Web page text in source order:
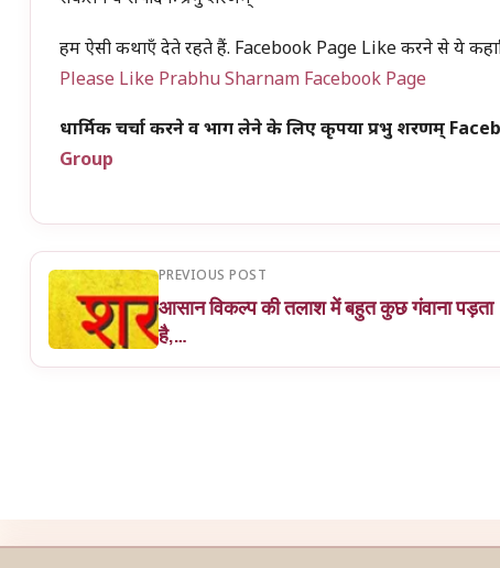
हम ऐसी कथाएँ देते रहते हैं. Facebook Page Like करने से ये
Please Like Prabhu Sharnam Facebook Page
धार्मिक चर्चा करने व भाग लेने के लिए कृपया प्रभु शरणम्
Group
PREVIOUS POST
आसान विकल्प की तलाश में बहुत कुछ गंवाना पड़ता
है,…